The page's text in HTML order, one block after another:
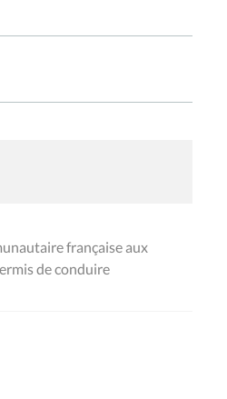
française aux
de conduire